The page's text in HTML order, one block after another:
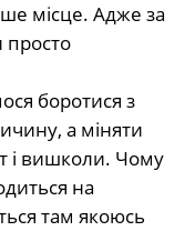
місце. Адже за
просто
боротися з
а міняти
і вишколи. Чому
на
там якоюсь